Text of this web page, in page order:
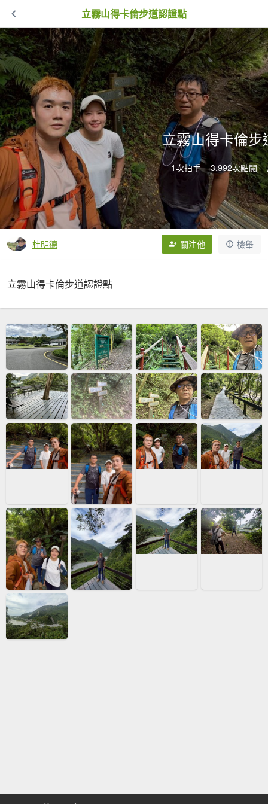
立霧山得卡倫步道認證點
立霧山得卡倫步
1次拍手 3,992次點閱
杜明德 關注他 檢舉
立霧山得卡倫步道認證點